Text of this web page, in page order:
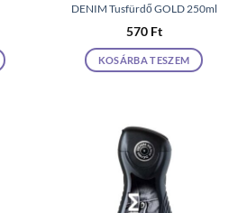
DENIM Tusfürdő GOLD 250ml
570 Ft
KOSÁRBA TESZEM